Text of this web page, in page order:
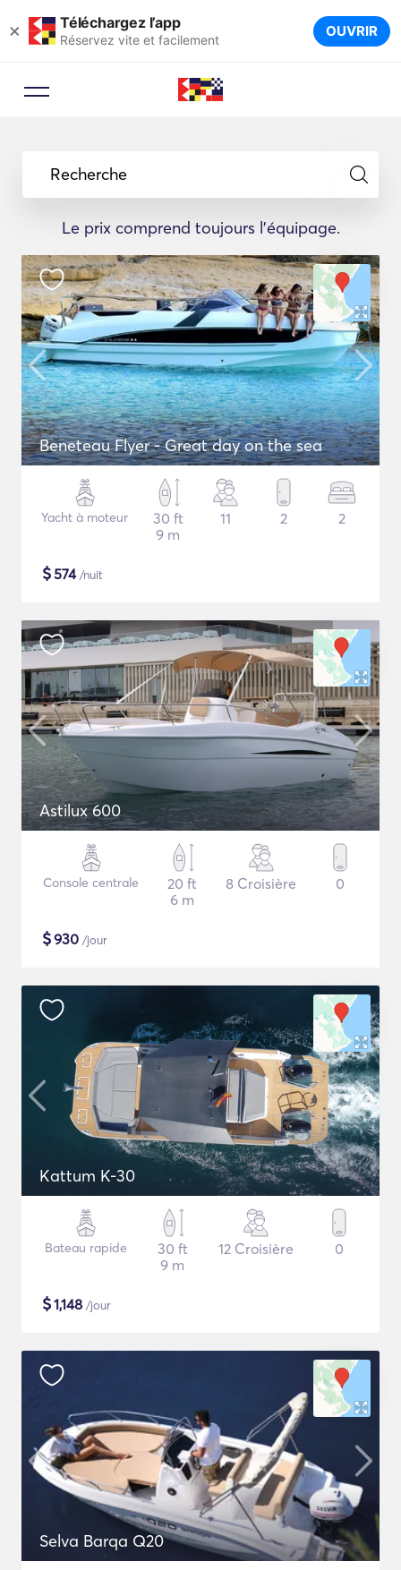
× Téléchargez l’app
Réservez vite et facilement OUVRIR
Recherche
Le prix comprend toujours l'équipage.
Beneteau Flyer - Great day on the sea
Yacht à moteur
30 ft
9 m
11 2 2
$574/nuit
Astilux 600
Console centrale
20 ft
6 m
8 Croisière 0
$930 /jour
Kattum K-30
Bateau rapide
30 ft
9 m
12 Croisière 0
$1,148 /jour
Selva Barqa Q20